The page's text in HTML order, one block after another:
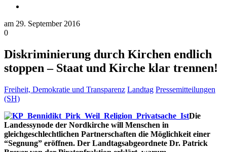
am 29. September 2016
0
Diskriminierung durch Kirchen endlich
stoppen – Staat und Kirche klar trennen!
Freiheit, Demokratie und Transparenz Landtag Pressemitteilungen
(SH)
Die
Landessynode der Nordkirche will Menschen in
gleichgeschlechtlichen Partnerschaften die Möglichkeit einer
“Segnung” eröffnen. Der Landtagsabgeordnete Dr. Patrick